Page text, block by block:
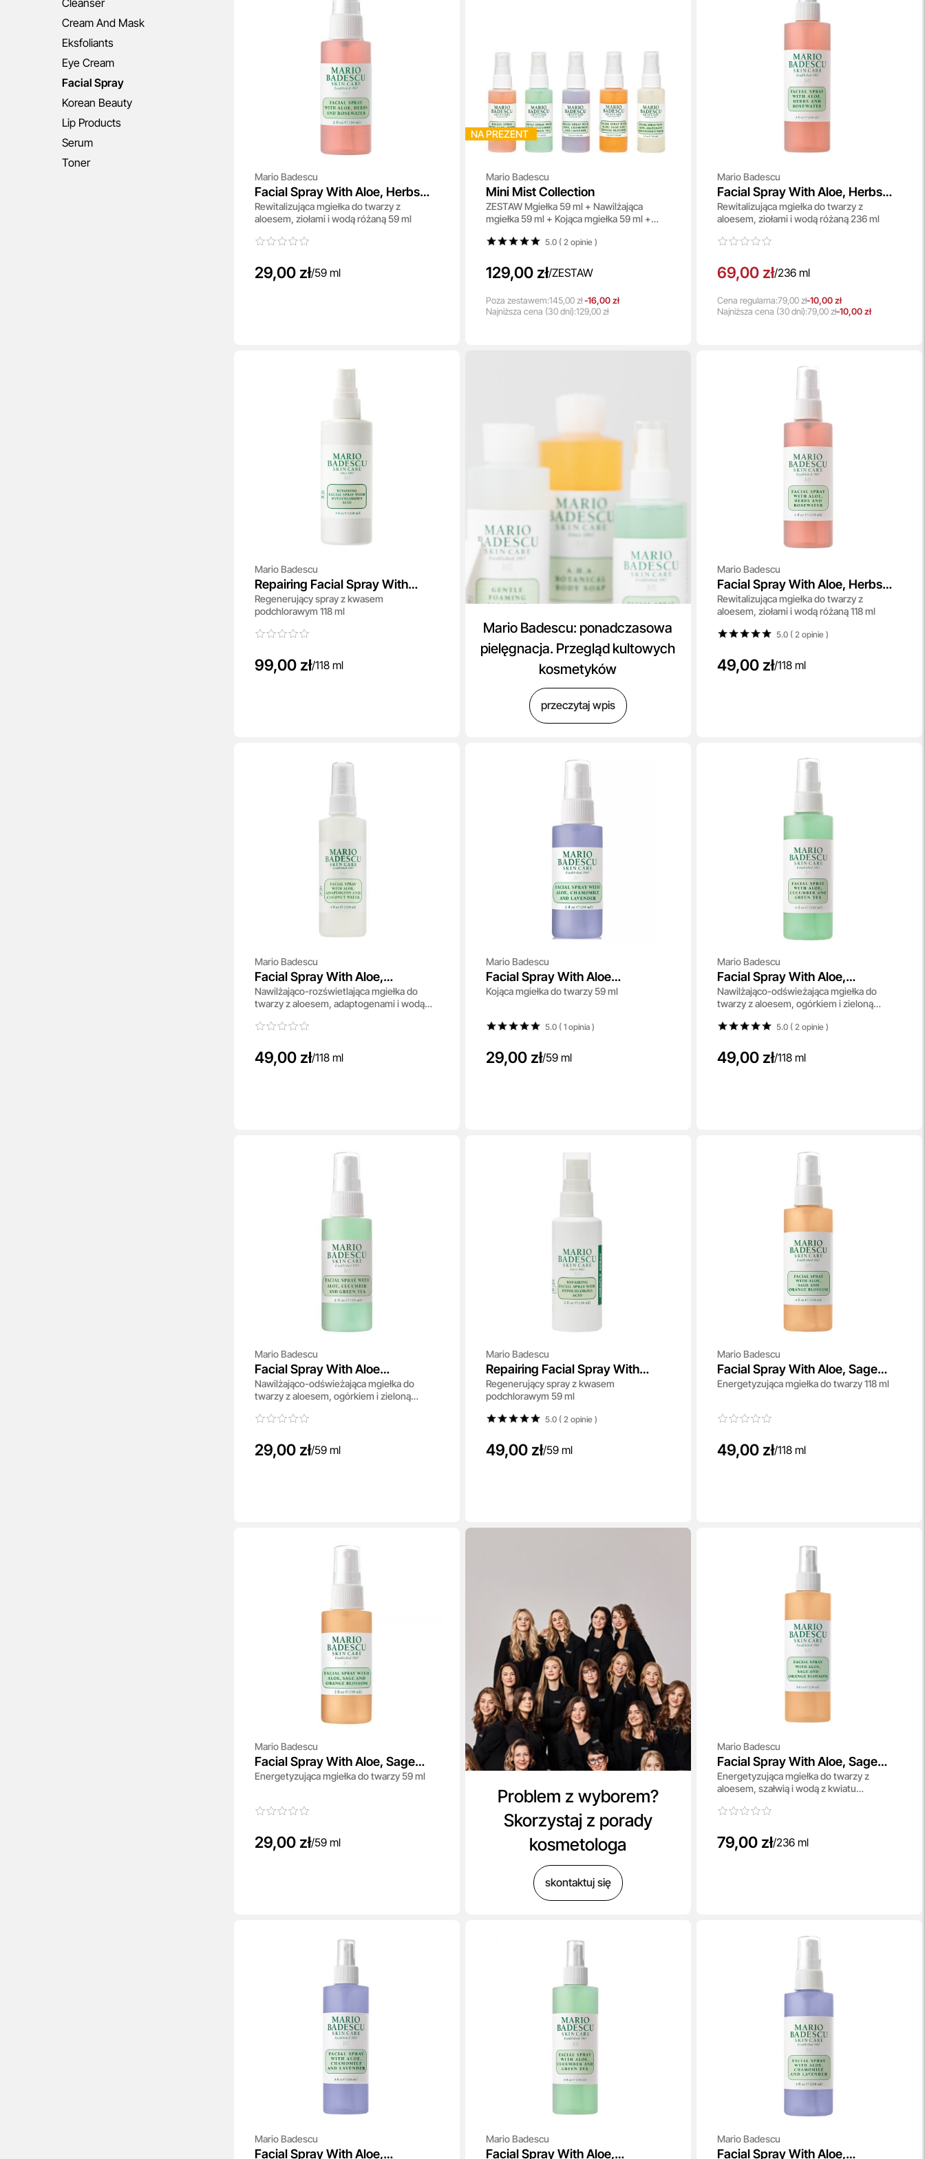
Cleanser
Cream And Mask
Eksfoliants
Eye Cream
Facial Spray
Korean Beauty
Lip Products
Serum
Toner
Mario Badescu
Facial Spray With Aloe, Herbs
And Rosewater
Rewitalizująca mgiełka do twarzy z
aloesem, ziołami i wodą różaną 59 ml
29,00 zł/59 ml
NA PREZENT
Mario Badescu
Mini Mist Collection
ZESTAW Mgiełka 59 ml + Nawilżająca
mgiełka 59 ml + Kojąca mgiełka 59 ml +
ml
5.0 ( 2opinie)
129,00 zł/ZESTAW
Poza zestawem:145,00 zł-16,00 zł
Najniższa cena (30 dni):129,00 zł
Mario Badescu
Facial Spray With Aloe, Herbs
And Rosewater
Rewitalizująca mgiełka do twarzy z
aloesem, ziołami i wodą różaną 236 ml
69,00 zł/236 ml
Cena regularna:79,00 zł-10,00 zł
Najniższa cena (30 dni):79,00 zł-10,00 zł
Mario Badescu
Repairing Facial Spray With
Hypochlorous Acid
Regenerujący spray z kwasem
podchlorawym 118 ml
99,00 zł/118 ml
Mario Badescu: ponadczasowa
pielęgnacja. Przegląd kultowych
kosmetyków
przeczytaj wpis
Mario Badescu
Facial Spray With Aloe, Herbs
And Rosewater
Rewitalizująca mgiełka do twarzy z
aloesem, ziołami i wodą różaną 118 ml
5.0 ( 2opinie)
49,00 zł/118 ml
Mario Badescu
Facial Spray With Aloe,
Adaptogens and Coconut Water
Nawilżająco-rozświetlająca mgiełka do
twarzy z aloesem, adaptogenami i wodą
49,00 zł/118 ml
Mario Badescu
Facial Spray With Aloe
Chamomile And Lavender
Kojąca mgiełka do twarzy 59 ml
5.0 ( 1opinia)
29,00 zł/59 ml
Mario Badescu
Facial Spray With Aloe,
Cucumber And Green Tea
Nawilżająco-odświeżająca mgiełka do
twarzy z aloesem, ogórkiem i zieloną
5.0 ( 2opinie)
49,00 zł/118 ml
Mario Badescu
Facial Spray With Aloe
Cucumber And Green Tea
Nawilżająco-odświeżająca mgiełka do
twarzy z aloesem, ogórkiem i zieloną
29,00 zł/59 ml
Mario Badescu
Repairing Facial Spray With
Hypochlorous Acid
Regenerujący spray z kwasem
podchlorawym 59 ml
5.0 ( 2opinie)
49,00 zł/59 ml
Mario Badescu
Facial Spray With Aloe, Sage
And Orange Blossom
Energetyzująca mgiełka do twarzy 118 ml
49,00 zł/118 ml
Mario Badescu
Facial Spray With Aloe, Sage
And Orange Blossom
Energetyzująca mgiełka do twarzy 59 ml
29,00 zł/59 ml
Problem z wyborem?
Skorzystaj z porady
kosmetologa
skontaktuj się
Mario Badescu
Facial Spray With Aloe, Sage
And Orange Blossom
Energetyzująca mgiełka do twarzy z
aloesem, szałwią i wodą z kwiatu
79,00 zł/236 ml
Mario Badescu
Facial Spray With Aloe,
Mario Badescu
Facial Spray With Aloe,
Mario Badescu
Facial Spray With Aloe,